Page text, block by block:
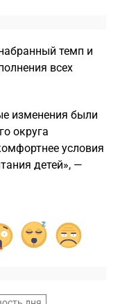
темп и
всех
изменения были
округа
условия
детей», —